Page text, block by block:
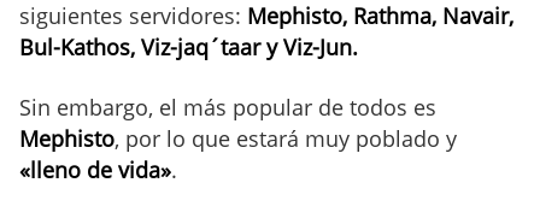
siguientes servidores: Mephisto, Rathma, Navair,
Bul-Kathos, Viz-jaq´taar y Viz-Jun.
Sin embargo, el más popular de todos es
Mephisto, por lo que estará muy poblado y
«lleno de vida».